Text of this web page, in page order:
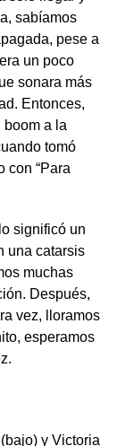
sabíamos
pese a
un poco
sonara más
Entonces,
a la
tomó
con “Para
significó un
una catarsis
muchas
Después,
vez, lloramos
esperamos
y Victoria